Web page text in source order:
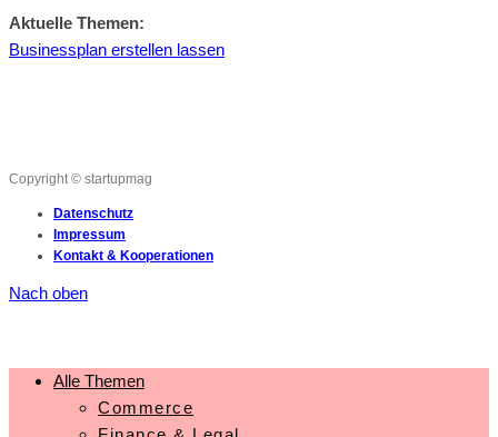
Aktuelle Themen:
Businessplan erstellen lassen
Copyright © startupmag
Datenschutz
Impressum
Kontakt & Kooperationen
Nach oben
Alle Themen
Commerce